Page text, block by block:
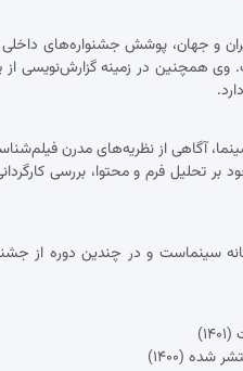
جهان، پوشش جشنواره‌های داخلی و
وی همچنین در زمینه
آگاهی از نظریه‌های مدرن
فرم و محتوا، بررسی
سینماست و در چندین دوره از
(۱۴۰۰)